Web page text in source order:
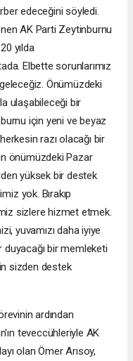
edeceğini söyledi.
AK Parti Zeytinburnu
yılda
Elbette sorunlarımız
Önümüzdeki
ulaşabileceği bir
için yeni ve beyaz
razı olacağı bir
önümüzdeki Pazar
yüksek bir destek
yok. Bırakıp
sizlere hizmet etmek.
yuvamızı daha iyiye
bir memleketi
sizden destek
ardından
teveccühleriyle AK
olan Ömer Arısoy,